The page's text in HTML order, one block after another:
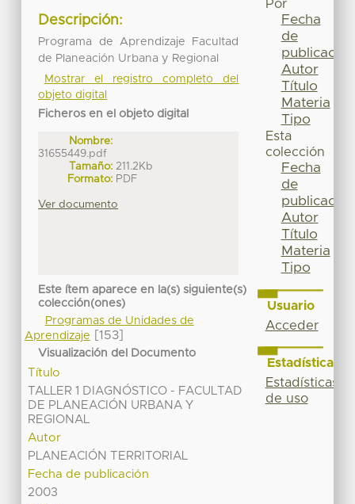
Descripción:
Programa de Aprendizaje Facultad
de Planeación Urbana y Regional
Mostrar el registro completo del
objeto digital
Ficheros en el objeto digital
Nombre:
31655449.pdf
Tamaño: 211.2Kb
Formato: PDF
Ver documento
Este ítem aparece en la(s) siguiente(s)
colección(ones)
Programas de Unidades de
Aprendizaje
[153]
Visualización del Documento
Título
TALLER 1 DIAGNÓSTICO - FACULTAD
DE PLANEACIÓN URBANA Y
REGIONAL
Autor
PLANEACIÓN TERRITORIAL
Fecha de publicación
2003
Por
Fecha
de
publicación
Autor
Título
Materia
Tipo
Esta
colección
Fecha
de
publicación
Autor
Título
Materia
Tipo
Usuario
Acceder
Estadísticas
Estadísticas
de uso